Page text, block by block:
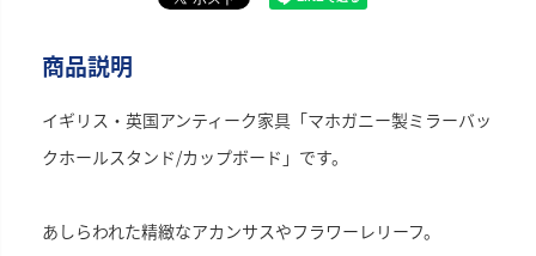
商品説明
イギリス・英国アンティーク家具「マホガニー製ミラーバッ
クホールスタンド/カップボード」です。
あしらわれた精緻なアカンサスやフラワーレリーフ。